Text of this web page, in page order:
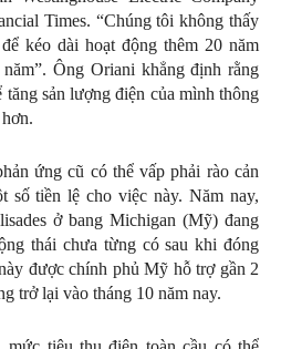
Times. “Chúng tôi không thấy
kéo dài hoạt động thêm 20 năm
Ông Oriani khẳng định rằng
tăng sản lượng điện của mình thông
ứng cũ có thể vấp phải rào cản
số tiền lệ cho việc này. Năm nay,
ở bang Michigan (Mỹ) đang
thái chưa từng có sau khi đóng
được chính phủ Mỹ hỗ trợ gần 2
trở lại vào tháng 10 năm nay.